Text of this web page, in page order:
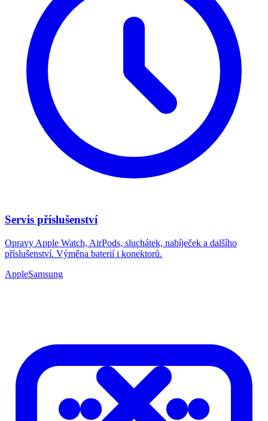
Servis příslušenství
Opravy Apple Watch, AirPods, sluchátek, nabíječek a dalšího
příslušenství. Výměna baterií i konektorů.
AppleSamsung